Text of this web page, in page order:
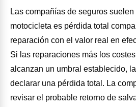
Las compañías de seguros
motocicleta es pérdida total
reparación con el valor real en
Si las reparaciones más los
alcanzan un umbral establecido,
declarar una pérdida total. La
revisar el probable retorno de